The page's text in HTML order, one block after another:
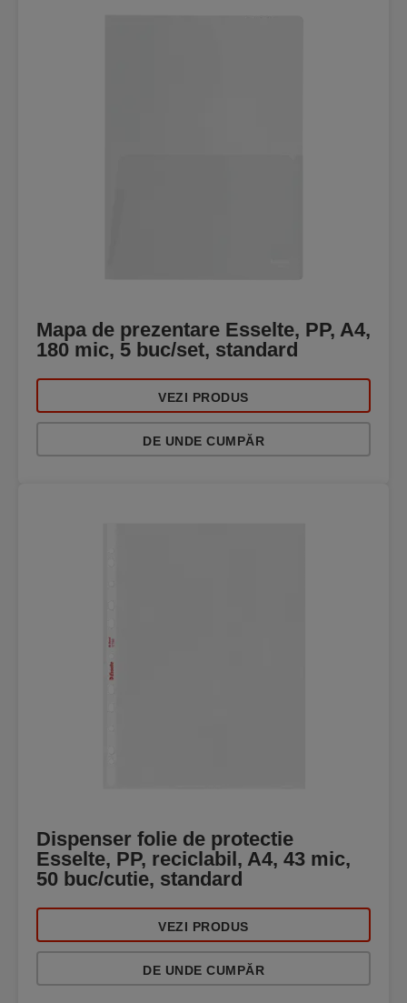
Mapa de prezentare Esselte, PP, A4,
180 mic, 5 buc/set, standard
VEZI PRODUS
DE UNDE CUMPĂR
Dispenser folie de protectie
Esselte, PP, reciclabil, A4, 43 mic,
50 buc/cutie, standard
VEZI PRODUS
DE UNDE CUMPĂR